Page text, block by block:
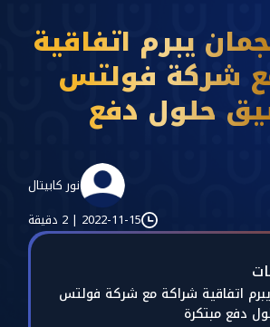
يبرم اتفاقية
شركة فولتس
حلول دفع
نور كابيتال
2022-11-15
| 2 دقيقة
اتفاقية شراكة مع شركة فولتس
دفع مبتكرة